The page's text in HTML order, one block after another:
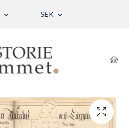
SEK